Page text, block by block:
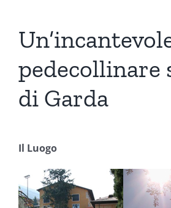
pedecollinare
di Garda
Il Luogo